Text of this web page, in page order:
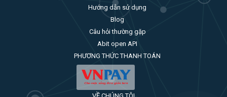
Hướng dẫn sử dụng
Blog
Câu hỏi thường gặp
Abit open API
PHƯƠNG THỨC THANH TOÁN